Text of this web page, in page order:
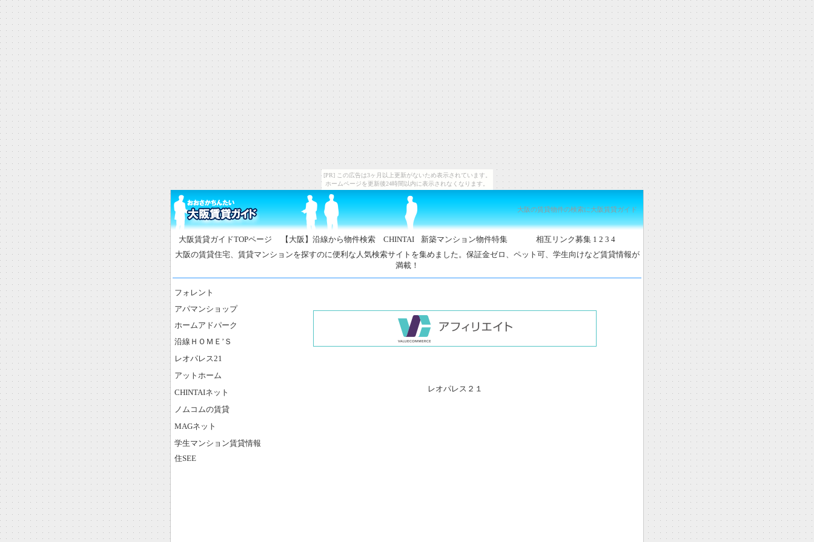
[PR] この広告は3ヶ月以上更新がないため表示されています。
ホームページを更新後24時間以内に表示されなくなります。
大阪の賃貸物件の検索に大阪賃貸ガイド
大阪賃貸ガイドTOPページ 【大阪】沿線から物件検索 CHINTAI 新築マンション物件特集 相互リンク募集 1 2 3 4
大阪の賃貸住宅、賃貸マンションを探すのに便利な人気検索サイトを集めました。保証金ゼロ、ペット可、学生向けなど賃貸情報が
満載！
フォレント
アパマンショップ
ホームアドパーク
沿線ＨＯＭＥ’Ｓ
レオパレス21
アットホーム
CHINTAIネット
ノムコムの賃貸
MAGネット
学生マンション賃貸情報
住SEE
レオパレス２１